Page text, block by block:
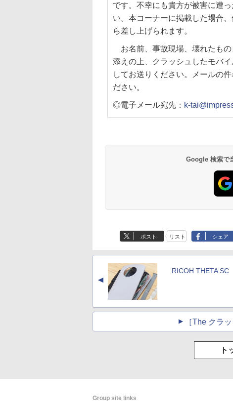
です。不幸にも貴方が被害に遭
い。本コーナーに掲載した場合
ら差し上げられます。
お名前、事故現場、壊れたもの
添えの上、クラッシュしたモバ
してお送りください。メールの
ださい。
◎電子メール宛先： k-
Google 検索で
ポスト リスト シェア
▲
RICOH THETA SC
［The クラ
ト
Group site links